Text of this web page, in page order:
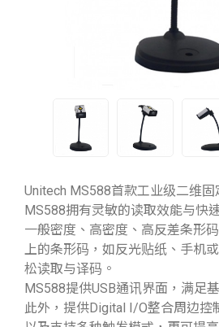
Unitech MS588首款工业级二维固
MS588拥有灵敏的读取效能与快
一般密度、高密度、高反差条形
上的条形码，如反光贴纸、手机
松读取与译码。
MS588提供USB通讯界面，满足
此外，提供Digital I/O整合周边控